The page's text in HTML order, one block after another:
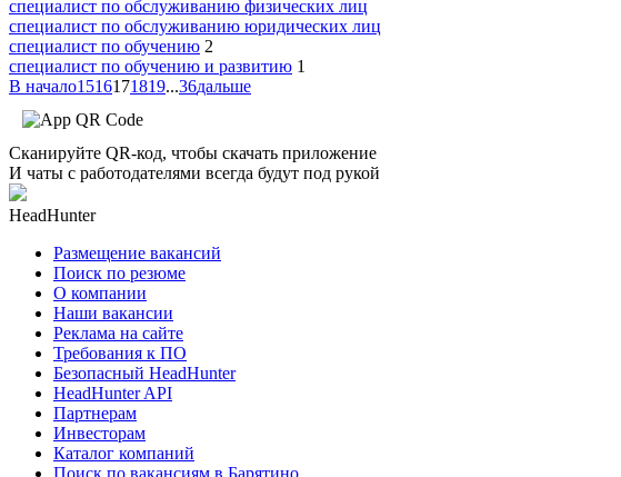
специалист по обслуживанию физических лиц
специалист по обслуживанию юридических лиц
специалист по обучению 2
специалист по обучению и развитию 1
В начало1516171819...36дальше
Сканируйте QR-код, чтобы скачать приложение
И чаты с работодателями всегда будут под рукой
HeadHunter
Размещение вакансий
Поиск по резюме
О компании
Наши вакансии
Реклама на сайте
Требования к ПО
Безопасный HeadHunter
HeadHunter API
Партнерам
Инвесторам
Каталог компаний
Поиск по вакансиям в Барятино